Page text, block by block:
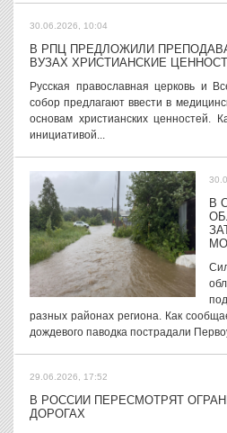
30.06.2026, 10:04
В РПЦ ПРЕДЛОЖИЛИ
ВУЗАХ ХРИСТИАНСКИЕ
Русская православная церковь и
собор предлагают ввести в
основам христианских ценностей.
инициативой...
В
разных районах региона. Как
дождевого паводка пострадали
29.06.2026, 17:52
В РОССИИ ПЕРЕСМОТРЯТ
ДОРОГАХ